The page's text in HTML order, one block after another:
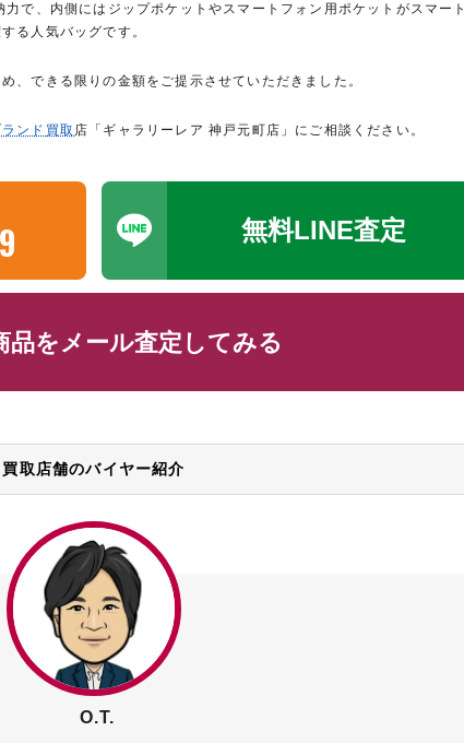
で、内側にはジップポケットやスマートフォン用ポケットがスマート
る人気バッグです。
、できる限りの金額をご提示させていただきました。
ンド買取 店「ギャラリーレア 神戸元町店」にご相談ください。
無料LINE査定
品をメール査定してみる
買取店舗のバイヤー紹介
O.T.